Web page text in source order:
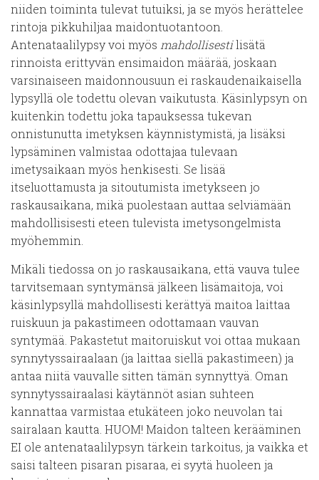
niiden toiminta tulevat tutuiksi, ja se myös herättelee
rintoja pikkuhiljaa maidontuotantoon.
Antenataalilypsy voi myös mahdollisestilisätä
rinnoista erittyvän ensimaidon määrää, joskaan
varsinaiseen maidonnousuun ei raskaudenaikaisella
lypsyllä ole todettu olevan vaikutusta. Käsinlypsyn on
kuitenkin todettu joka tapauksessa tukevan
onnistunutta imetyksen käynnistymistä, ja lisäksi
lypsäminen valmistaa odottajaa tulevaan
imetysaikaan myös henkisesti. Se lisää
itseluottamusta ja sitoutumista imetykseen jo
raskausaikana, mikä puolestaan auttaa selviämään
mahdollisisesti eteen tulevista imetysongelmista
myöhemmin.
Mikäli tiedossa on jo raskausaikana, että vauva tulee
tarvitsemaan syntymänsä jälkeen lisämaitoja, voi
käsinlypsyllä mahdollisesti kerättyä maitoa laittaa
ruiskuun ja pakastimeen odottamaan vauvan
syntymää. Pakastetut maitoruiskut voi ottaa mukaan
synnytyssairaalaan (ja laittaa siellä pakastimeen) ja
antaa niitä vauvalle sitten tämän synnyttyä. Oman
synnytyssairaalasi käytännöt asian suhteen
kannattaa varmistaa etukäteen joko neuvolan tai
sairalaan kautta. HUOM! Maidon talteen kerääminen
EI ole antenataalilypsyn tärkein tarkoitus, ja vaikka et
saisi talteen pisaran pisaraa, ei syytä huoleen ja